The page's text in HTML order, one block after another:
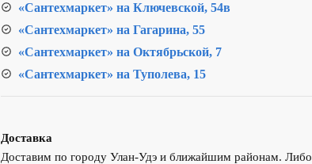
«Сантехмаркет» на Ключевской, 54в
«Сантехмаркет» на Гагарина, 55
«Сантехмаркет» на Октябрьской, 7
«Сантехмаркет» на Туполева, 15
Доставка
Доставим по городу Улан-Удэ и ближайшим районам. Либо